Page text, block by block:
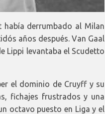
había derrumbado al Milan
años después. Van Gaal
Lippi levantaba el Scudetto
el dominio de Cruyff y su
fichajes frustrados y una
octavo puesto en Liga y el